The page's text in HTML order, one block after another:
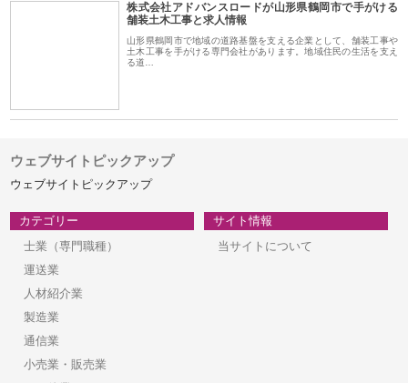
株式会社アドバンスロードが山形県鶴岡市で手がける
舗装土木工事と求人情報
山形県鶴岡市で地域の道路基盤を支える企業として、舗装工事や
土木工事を手がける専門会社があります。地域住民の生活を支え
る道…
ウェブサイトピックアップ
ウェブサイトピックアップ
カテゴリー
士業（専門職種）
運送業
人材紹介業
製造業
通信業
小売業・販売業
サイト情報
当サイトについて